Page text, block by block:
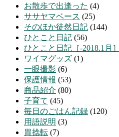
お散歩で出逢った (4)
ササヤマベース (25)
そのほか徒然日記 (144)
ひとこと日記 (56)
ひとこと日記［-2018.1月］
ワイマグッズ (1)
一眼撮影 (6)
保護情報 (53)
商品紹介 (80)
子育て (45)
毎日のごはん記録 (120)
用語説明 (3)
胃捻転 (7)